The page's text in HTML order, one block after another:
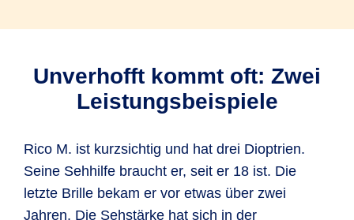
Unverhofft kommt oft: Zwei
Leistungs­beispiele
Rico M. ist kurzsichtig und hat drei Dioptrien.
Seine Sehhilfe braucht er, seit er 18 ist. Die
letzte Brille bekam er vor etwas über zwei
Jahren. Die Sehstärke hat sich in der